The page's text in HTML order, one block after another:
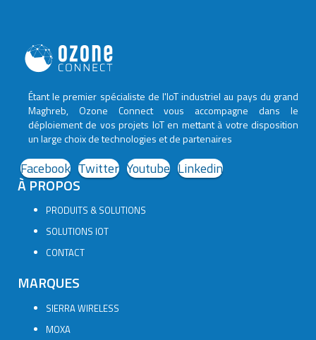
Étant le premier spécialiste de l'IoT industriel au pays du grand
Maghreb, Ozone Connect vous accompagne dans le
déploiement de vos projets IoT en mettant à votre disposition
un large choix de technologies et de partenaires
Facebook Twitter Youtube Linkedin
À PROPOS
PRODUITS & SOLUTIONS
SOLUTIONS IOT
CONTACT
MARQUES
SIERRA WIRELESS
MOXA